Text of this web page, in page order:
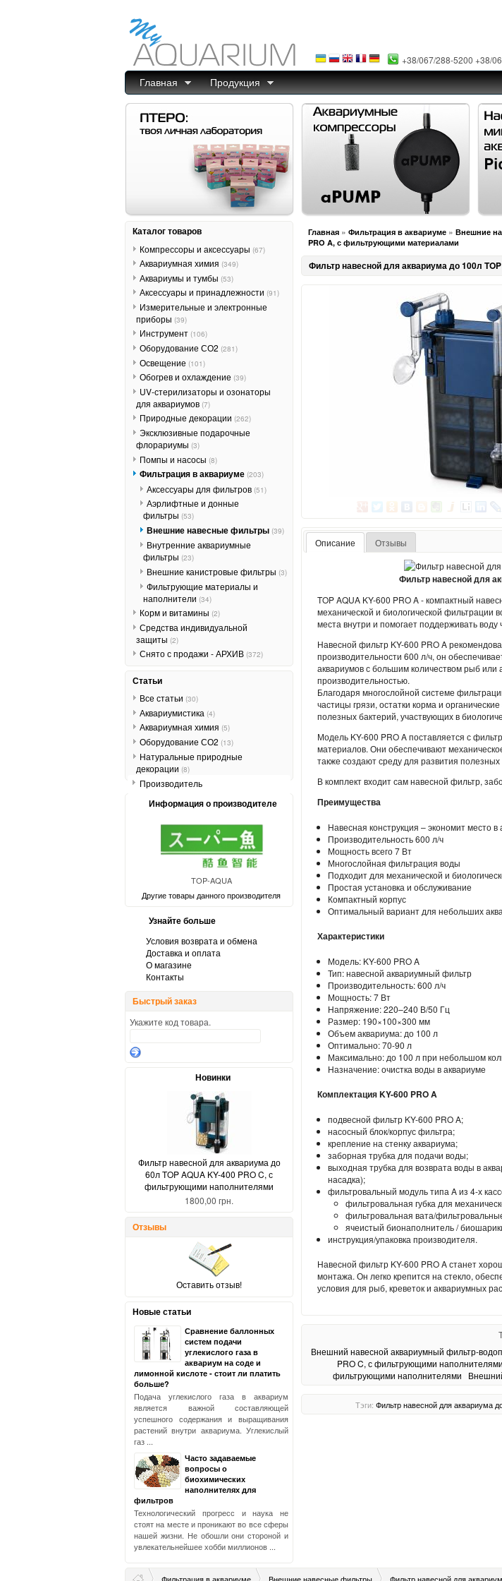
+38/067/288-5200 +38/
Главная Продукция
Главная » Фильтрация в аквариуме » Внешние
PRO A, с фильтрующими материалами
Фильтр навесной для аквариума до 100л
Описание Отзывы
Фильтр навесной для
TOP AQUA KY-600 PRO A - компактный
механической и биологической фильтрации
места внутри и помогает поддерживать воду
Навесной фильтр KY-600 PRO A
производительности 600 л/ч, он
аквариумов с большим количеством рыб
производительностью.
Благодаря многослойной системе
частицы грязи, остатки корма и
полезных бактерий, участвующих в
Модель KY-600 PRO A поставляется с
материалов. Они обеспечивают
также создают среду для развития
В комплект входит сам навесной фильтр,
Преимущества
Навесная конструкция – экономит место в
Производительность 600 л/ч
Мощность всего 7 Вт
Многослойная фильтрация воды
Подходит для механической и
Простая установка и обслуживание
Компактный корпус
Оптимальный вариант для небольших
Характеристики
Модель: KY-600 PRO A
Тип: навесной аквариумный фильтр
Производительность: 600 л/ч
Мощность: 7 Вт
Напряжение: 220–240 В/50 Гц
Размер: 190×100×300 мм
Объем аквариума: до 100 л
Оптимально: 70-90 л
Максимально: до 100 л при небольшом
Назначение: очистка воды в аквариуме
Комплектация KY-600 PRO A
подвесной фильтр KY-600 PRO A;
насосный блок/корпус фильтра;
крепление на стенку аквариума;
заборная трубка для подачи воды;
выходная трубка для возврата воды в
насадка);
фильтровальный модуль типа A из 4-х
фильтровальная губка для
фильтровальная вата/
ячеистый бионаполнитель /
инструкция/упаковка производителя.
Навесной фильтр KY-600 PRO A станет
монтажа. Он легко крепится на стекло,
условия для рыб, креветок и аквариумных
Внешний навесной аквариумный фильтр-
PRO C, с фильтрующими наполнителями
фильтрующими наполнителями
Тэги: Фильтр навесной для аквариума
Каталог товаров
Компрессоры и аксессуары (67)
Аквариумная химия (349)
Аквариумы и тумбы (53)
Аксессуары и принадлежности (91)
Измерительные и электронные
приборы (39)
Инструмент (106)
Оборудование СО2 (281)
Освещение (101)
Обогрев и охлаждение (39)
UV-стерилизаторы и озонаторы
для аквариумов (7)
Природные декорации (262)
Эксклюзивные подарочные
флорариумы (3)
Помпы и насосы (8)
Фильтрация в аквариуме (203)
Аксессуары для фильтров (51)
Аэрлифтные и донные
фильтры (53)
Внешние навесные фильтры (39)
Внутренние аквариумные
фильтры (23)
Внешние канистровые фильтры (3)
Фильтрующие материалы и
наполнители (34)
Корм и витамины (2)
Средства индивидуальной
защиты (2)
Снято с продажи - АРХИВ (372)
Статьи
Все статьи (30)
Аквариумистика (4)
Аквариумная химия (5)
Оборудование СО2 (13)
Натуральные природные
декорации (8)
Производитель
Информация о производителе
TOP-AQUA
Другие товары данного производителя
Узнайте больше
Условия возврата и обмена
Доставка и оплата
О магазине
Контакты
Быстрый заказ
Укажите код товара.
Новинки
Фильтр навесной для аквариума до
60л TOP AQUA KY-400 PRO C, с
фильтрующими наполнителями
1800,00 грн.
Отзывы
Оставить отзыв!
Новые статьи
Сравнение баллонных
систем подачи
углекислого газа в
аквариум на соде и
лимонной кислоте - стоит ли платить
больше?
Подача углекислого газа в аквариум
является важной составляющей
успешного содержания и выращивания
растений внутри аквариума. Углекислый
газ ...
Часто задаваемые
вопросы о
биохимических
наполнителях для
фильтров
Технологический прогресс и наука не
стоят на месте и проникают во все сферы
нашей жизни. Не обошли они стороной и
увлекательнейшее хобби миллионов ...
Фильтрация в аквариуме Внешние навесные фильтры Фильтр навесной для